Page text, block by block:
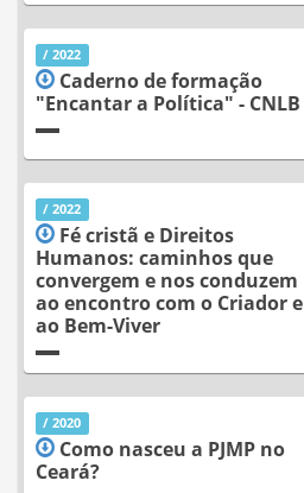
/ 2022
Caderno de formação
"Encantar a Política" - CNLB
/ 2022
Fé cristã e Direitos
Humanos: caminhos que
convergem e nos conduzem
ao encontro com o Criador e
ao Bem-Viver
/ 2020
Como nasceu a PJMP no
Ceará?